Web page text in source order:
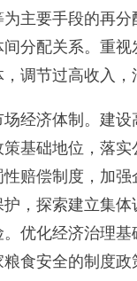
主要手段的再
分配关系。重
调节过高收入
场经济体制。建
基础地位，落
赔偿制度，加
，探索建立集
优化经济治理
食安全的制度